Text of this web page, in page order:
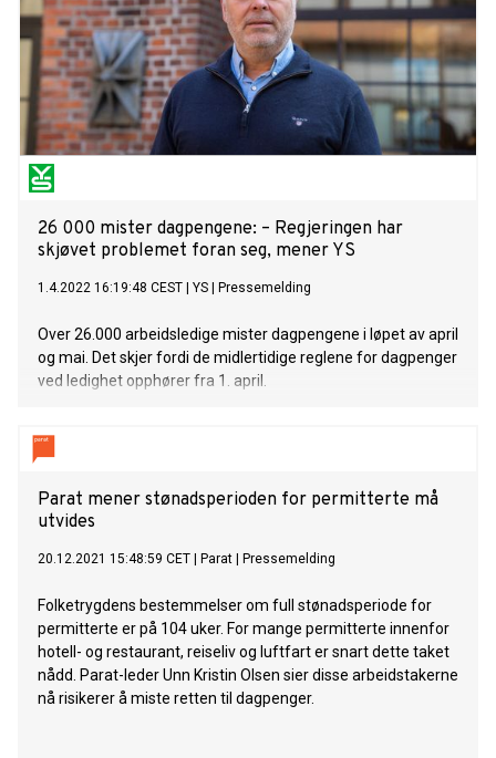
26 000 mister dagpengene: – Regjeringen har
skjøvet problemet foran seg, mener YS
1.4.2022 16:19:48 CEST YS Pressemelding
Over 26.000 arbeidsledige mister dagpengene i løpet av april
og mai. Det skjer fordi de midlertidige reglene for dagpenger
ved ledighet opphører fra 1. april.
Parat mener stønadsperioden for permitterte må
utvides
20.12.2021 15:48:59 CET Parat Pressemelding
Folketrygdens bestemmelser om full stønadsperiode for
permitterte er på 104 uker. For mange permitterte innenfor
hotell- og restaurant, reiseliv og luftfart er snart dette taket
nådd. Parat-leder Unn Kristin Olsen sier disse arbeidstakerne
nå risikerer å miste retten til dagpenger.